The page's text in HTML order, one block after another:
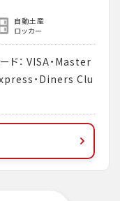
自動土産
ロッカー
ド： VISA・Master
・Diners Clu